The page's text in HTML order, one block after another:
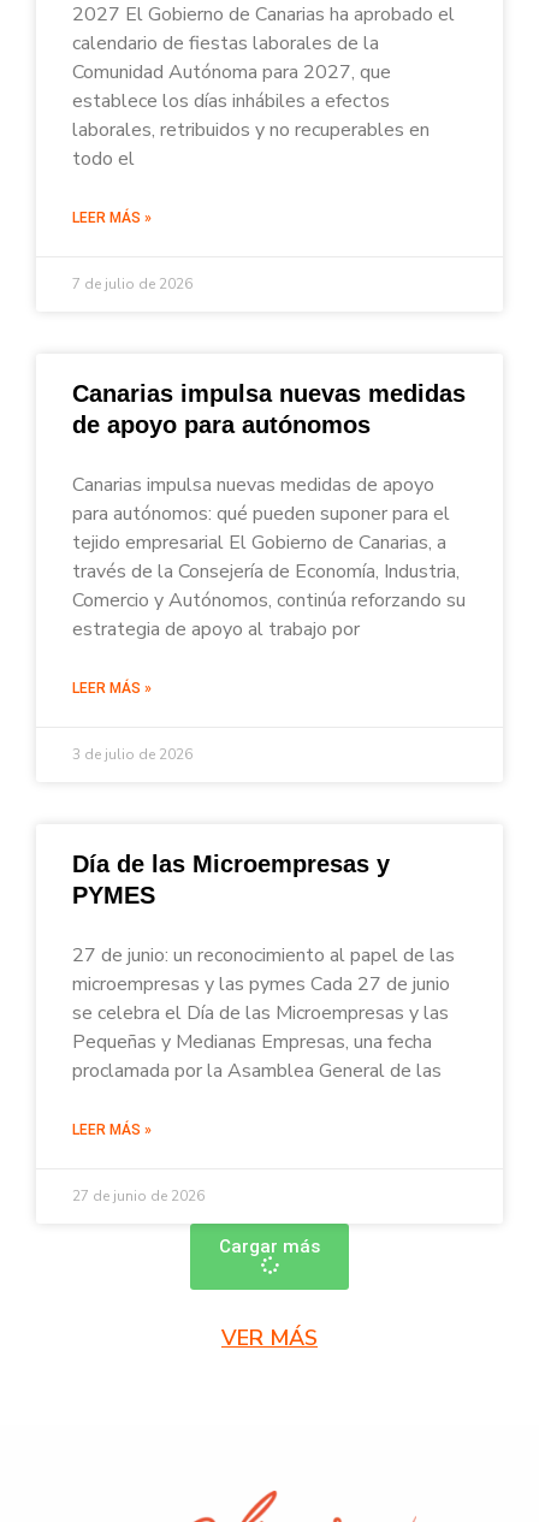
2027 El Gobierno de Canarias ha aprobado el
calendario de fiestas laborales de la
Comunidad Autónoma para 2027, que
establece los días inhábiles a efectos
laborales, retribuidos y no recuperables en
todo el
LEER MÁS »
7 de julio de 2026
Canarias impulsa nuevas medidas
de apoyo para autónomos
Canarias impulsa nuevas medidas de apoyo
para autónomos: qué pueden suponer para el
tejido empresarial El Gobierno de Canarias, a
través de la Consejería de Economía, Industria,
Comercio y Autónomos, continúa reforzando su
estrategia de apoyo al trabajo por
LEER MÁS »
3 de julio de 2026
Día de las Microempresas y
PYMES
27 de junio: un reconocimiento al papel de las
microempresas y las pymes Cada 27 de junio
se celebra el Día de las Microempresas y las
Pequeñas y Medianas Empresas, una fecha
proclamada por la Asamblea General de las
LEER MÁS »
27 de junio de 2026
Cargar más
VER MÁS